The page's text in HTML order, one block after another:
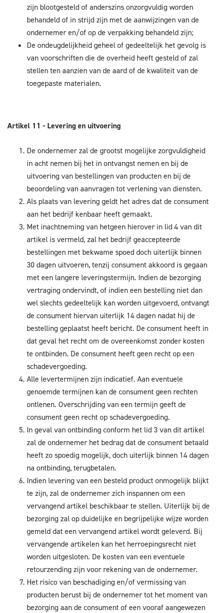
zijn blootgesteld of anderszins onzorgvuldig worden
behandeld of in strijd zijn met de aanwijzingen van de
ondernemer en/of op de verpakking behandeld zijn;
De ondeugdelijkheid geheel of gedeeltelijk het gevolg is
van voorschriften die de overheid heeft gesteld of zal
stellen ten aanzien van de aard of de kwaliteit van de
toegepaste materialen.
Artikel 11 - Levering en uitvoering
De ondernemer zal de grootst mogelijke zorgvuldigheid
in acht nemen bij het in ontvangst nemen en bij de
uitvoering van bestellingen van producten en bij de
beoordeling van aanvragen tot verlening van diensten.
Als plaats van levering geldt het adres dat de consument
aan het bedrijf kenbaar heeft gemaakt.
Met inachtneming van hetgeen hierover in lid 4 van dit
artikel is vermeld, zal het bedrijf geaccepteerde
bestellingen met bekwame spoed doch uiterlijk binnen
30 dagen uitvoeren, tenzij consument akkoord is gegaan
met een langere leveringstermijn. Indien de bezorging
vertraging ondervindt, of indien een bestelling niet dan
wel slechts gedeeltelijk kan worden uitgevoerd, ontvangt
de consument hiervan uiterlijk 14 dagen nadat hij de
bestelling geplaatst heeft bericht. De consument heeft in
dat geval het recht om de overeenkomst zonder kosten
te ontbinden. De consument heeft geen recht op een
schadevergoeding.
Alle levertermijnen zijn indicatief. Aan eventuele
genoemde termijnen kan de consument geen rechten
ontlenen. Overschrijding van een termijn geeft de
consument geen recht op schadevergoeding.
In geval van ontbinding conform het lid 3 van dit artikel
zal de ondernemer het bedrag dat de consument betaald
heeft zo spoedig mogelijk, doch uiterlijk binnen 14 dagen
na ontbinding, terugbetalen.
Indien levering van een besteld product onmogelijk blijkt
te zijn, zal de ondernemer zich inspannen om een
vervangend artikel beschikbaar te stellen. Uiterlijk bij de
bezorging zal op duidelijke en begrijpelijke wijze worden
gemeld dat een vervangend artikel wordt geleverd. Bij
vervangende artikelen kan het herroepingsrecht niet
worden uitgesloten. De kosten van een eventuele
retourzending zijn voor rekening van de ondernemer.
Het risico van beschadiging en/of vermissing van
producten berust bij de ondernemer tot het moment van
bezorging aan de consument of een vooraf aangewezen